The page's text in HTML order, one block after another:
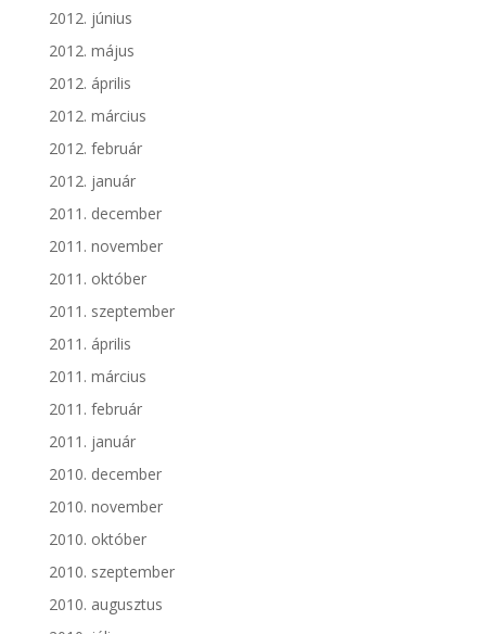
2012. június
2012. május
2012. április
2012. március
2012. február
2012. január
2011. december
2011. november
2011. október
2011. szeptember
2011. április
2011. március
2011. február
2011. január
2010. december
2010. november
2010. október
2010. szeptember
2010. augusztus